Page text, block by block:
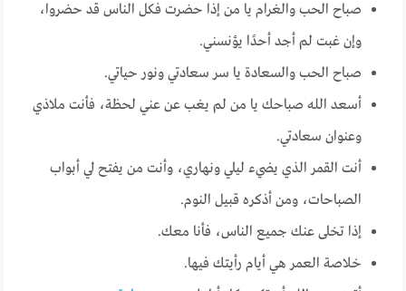
صباح الحب والغرام يا من إذا حضرت فكل الناس قد حضروا،
وإن غبت لم أجد أحدًا يؤنسني.
صباح الحب والسعادة يا سر سعادتي ونور حياتي.
أسعد الله صباحك يا من لم يغب عن عني لحظة، فأنت ملاذي
وعنوان سعادتي.
أنت القمر الذي يضيء ليلي ونهاري، وأنت من يفتح لي أبواب
الصباحات، ومن أذكره قبيل النوم.
إذا تخلى عنك جميع الناس، فأنا معك.
خلاصة العمر هي أيام رأيتك فيها.